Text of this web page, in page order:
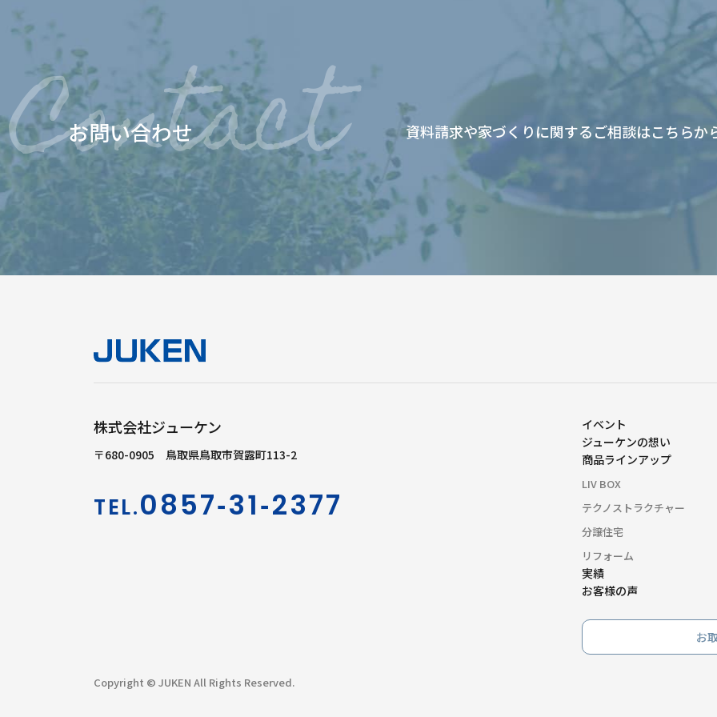
お問い合わせ 資料請求や家づくりに関するご相談はこちらか
株式会社ジューケン
〒680-0905 鳥取県鳥取市賀露町113-2
TEL.0857‐31‐2377
イベント
ジューケンの想い
商品ラインアップ
LIV BOX
テクノストラクチャー
分譲住宅
リフォーム
実績
お客様の声
お
Copyright © JUKEN All Rights Reserved.